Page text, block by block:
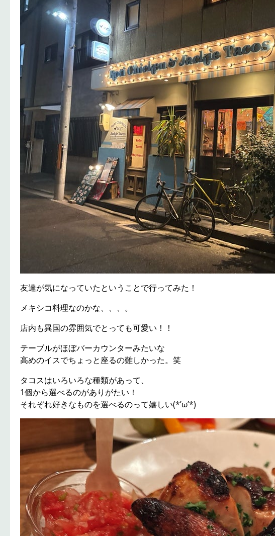
友達が気になっていたということで行ってみた！
メキシコ料理なのかな、、、。
店内も異国の雰囲気でとっても可愛い！！
テーブルがほぼバーカウンターみたいな
高めのイスでちょっと座るの難しかった。笑
タコスはいろいろな種類があって、
1個から選べるのがありがたい！
それぞれ好きなものを選べるのって嬉しい(*’ω’*)